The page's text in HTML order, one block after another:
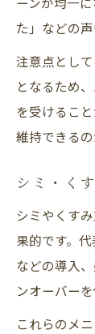
た」などの声
注意点とし
となるため
を受けるこ
維持できるの
シミ・く
シミやくす
果的です。
などの導入
ンオーバー
これらのメ